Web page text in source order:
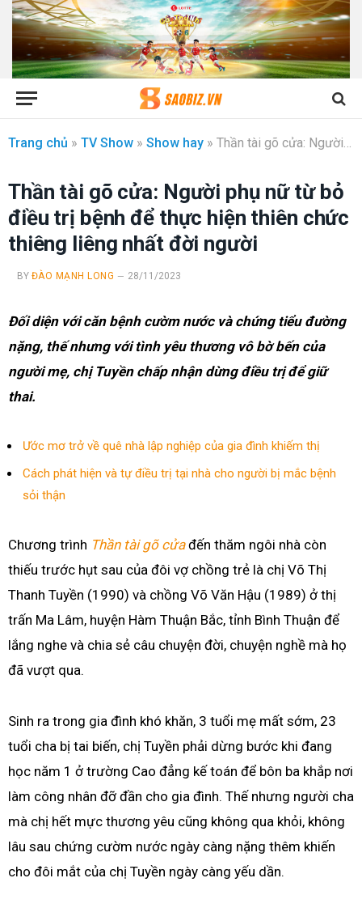
Trang chủ » TV Show » Show hay » Thần tài gõ cửa: Người phụ nữ từ bỏ điều trị bệnh để thực hiện thiên chức thiêng liêng nhất đời người
Thần tài gõ cửa: Người phụ nữ từ bỏ
điều trị bệnh để thực hiện thiên chức
thiêng liêng nhất đời người
BY ĐÀO MẠNH LONG 28/11/2023
Đối diện với căn bệnh cườm nước và chứng tiểu đường
nặng, thế nhưng với tình yêu thương vô bờ bến của
người mẹ, chị Tuyền chấp nhận dừng điều trị để giữ
thai.
Ước mơ trở về quê nhà lập nghiệp của gia đình khiếm thị
Cách phát hiện và tự điều trị tại nhà cho người bị mắc bệnh
sỏi thận
Chương trình Thần tài gõ cửađến thăm ngôi nhà còn
thiếu trước hụt sau của đôi vợ chồng trẻ là chị Võ Thị
Thanh Tuyền (1990) và chồng Võ Văn Hậu (1989) ở thị
trấn Ma Lâm, huyện Hàm Thuận Bắc, tỉnh Bình Thuận để
lắng nghe và chia sẻ câu chuyện đời, chuyện nghề mà họ
đã vượt qua.
Sinh ra trong gia đình khó khăn, 3 tuổi mẹ mất sớm, 23
tuổi cha bị tai biến, chị Tuyền phải dừng bước khi đang
học năm 1 ở trường Cao đẳng kế toán để bôn ba khắp nơi
làm công nhân đỡ đần cho gia đình. Thế nhưng người cha
mà chị hết mực thương yêu cũng không qua khỏi, không
lâu sau chứng cườm nước ngày càng nặng thêm khiến
cho đôi mắt của chị Tuyền ngày càng yếu dần.